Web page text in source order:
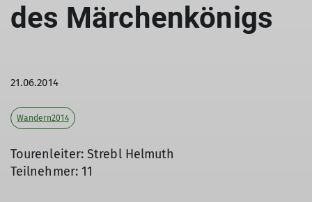
des Märchenkönigs
21.06.2014
Wandern2014
Tourenleiter: Strebl Helmuth
Teilnehmer: 11